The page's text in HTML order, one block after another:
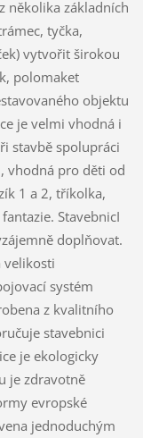
několika základních
tyčka,
vytvořit širokou
polomaket
objektu
je velmi vhodná i
stavbě spolupráci
vhodná pro děti od
1 a 2, tříkolka,
StavebnicI
doplňovat.
velikosti
systém
z kvalitního
stavebnici
je ekologicky
je zdravotně
evropské
jednoduchým